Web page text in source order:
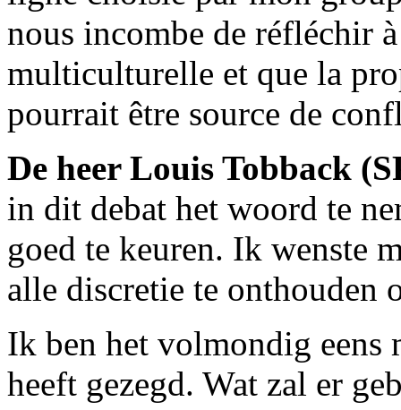
nous incombe de réfléchir
multiculturelle et que la
pourrait être source de
De heer Louis Tobback
in dit debat het woord te
goed te keuren. Ik wenste
alle discretie te onthouden
Ik ben het volmondig eens
heeft gezegd. Wat zal er